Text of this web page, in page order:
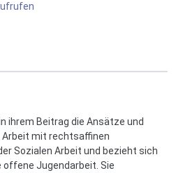
ihrem Beitrag die Ansätze und
Arbeit mit rechtsaffinen
Sozialen Arbeit und bezieht sich
offene Jugendarbeit. Sie